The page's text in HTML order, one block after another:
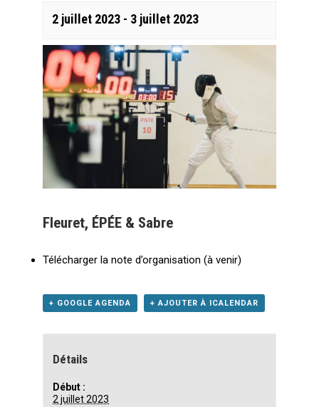
2 juillet 2023 - 3 juillet 2023
Fleuret, ÉPÉE & Sabre
Télécharger la note d’organisation (à venir)
+ GOOGLE AGENDA + AJOUTER À ICALENDAR
Détails
Début :
2 juillet 2023